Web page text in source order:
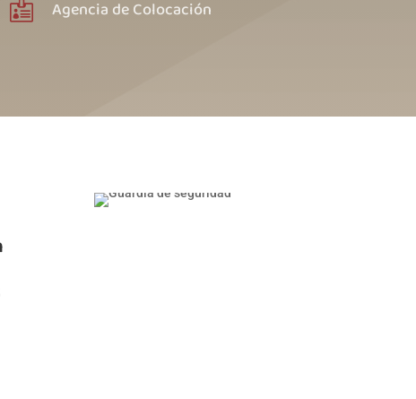
 Agencia de Colocación